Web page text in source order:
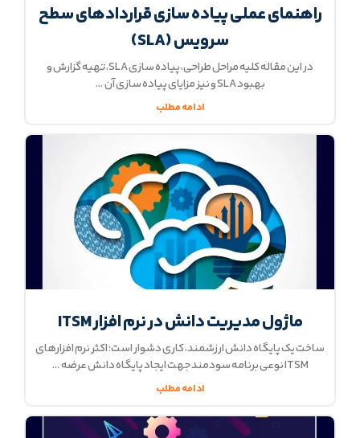
راهنمای عملی پیاده سازی قراردادهای سطح
سرویس (SLA)
در این مقاله کلیه‌ مراحل طراحی، پیاده سازی SLA، تهیه گزارش و
بهبود SLA و نیز مزایای پیاده‌ سازی آن
ادامه مطلب
ماژول مدیریت دانش در نرم افزار ITSM
ساخت یک پایگاه دانش ارزشمند، کاری دشوار است؛ اکثر نرم افزار‌های
ITSM نوعی برنامه سودمند جهت ایجاد پایگاه دانش عرضه
ادامه مطلب